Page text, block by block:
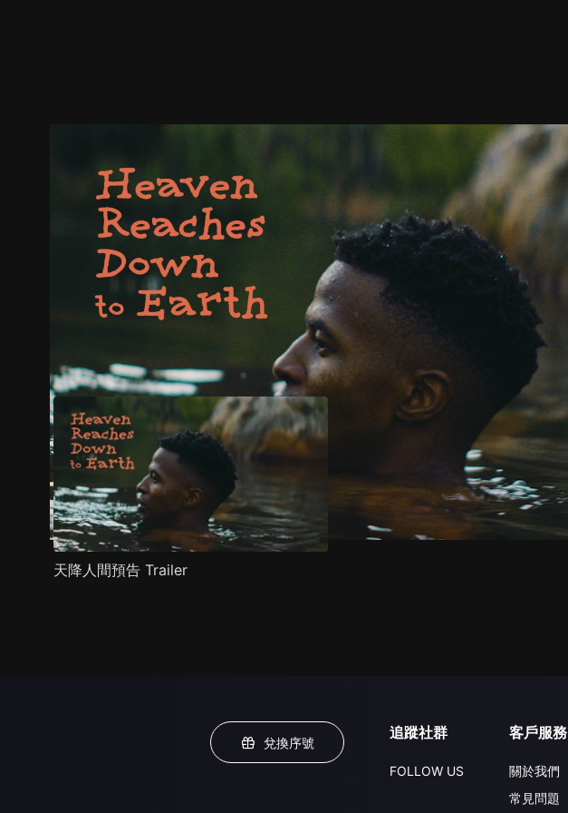
劇情介紹
天降人間預告 Trailer
兌換序號
追蹤社群
FOLLOW US
客戶服務
關於我們
常見問題